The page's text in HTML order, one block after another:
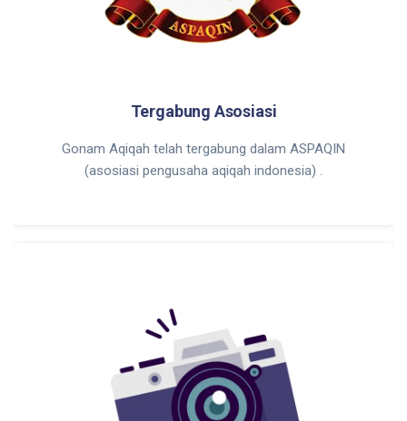
Tergabung Asosiasi
Gonam Aqiqah telah tergabung dalam ASPAQIN
(asosiasi pengusaha aqiqah indonesia) .